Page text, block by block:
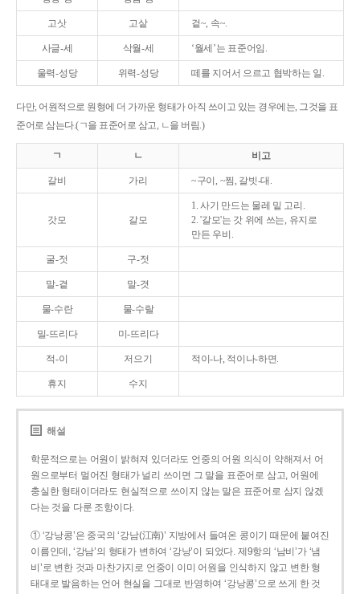
고삿 고샅 겉~, 속~.
사글-세 삭월-세 ‘월세’는 표준어임.
울력-성당 위력-성당 떼를 지어서 으르고 협박하는 일.
다만, 어원적으로 원형에 더 가까운 형태가 아직 쓰이고 있는 경우에는, 그것을 표
준어로 삼는다.(ㄱ을 표준어로 삼고, ㄴ을 버림.)
ㄱ ㄴ 비고
갈비 가리 ~구이, ~찜, 갈빗-대.
갓모 갈모
1. 사기 만드는 물레 밑 고리.
2. '갈모'는 갓 위에 쓰는, 유지로
만든 우비.
굴-젓 구-젓
말-곁 말-겻
물-수란 물-수랄
밀-뜨리다 미-뜨리다
적-이 저으기 적이-나, 적이나-하면.
휴지 수지
해설
학문적으로는 어원이 밝혀져 있더라도 언중의 어원 의식이 약해져서 어
원으로부터 멀어진 형태가 널리 쓰이면 그 말을 표준어로 삼고, 어원에
충실한 형태이더라도 현실적으로 쓰이지 않는 말은 표준어로 삼지 않겠
다는 것을 다룬 조항이다.
① ‘강낭콩’은 중국의 ‘강남(江南)’ 지방에서 들여온 콩이기 때문에 붙여진
이름인데, ‘강남’의 형태가 변하여 ‘강낭’이 되었다. 제9항의 ‘남비’가 ‘냄
비’로 변한 것과 마찬가지로 언중이 이미 어원을 인식하지 않고 변한 형
태대로 발음하는 언어 현실을 그대로 반영하여 ‘강낭콩’으로 쓰게 한 것